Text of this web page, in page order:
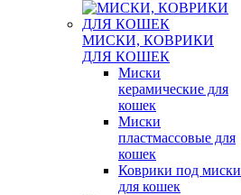
МИСКИ, КОВРИКИ
ДЛЯ КОШЕК
Миски
керамические для
кошек
Миски
пластмассовые для
кошек
Коврики под миски
для кошек